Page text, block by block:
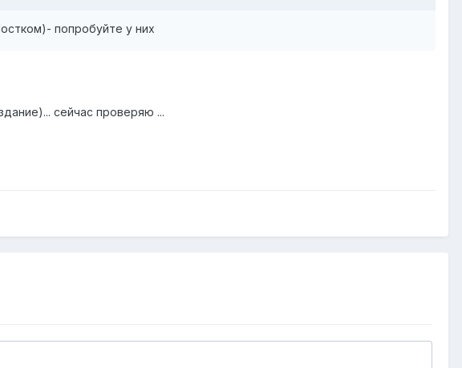
попробуйте у них
сейчас проверяю ...